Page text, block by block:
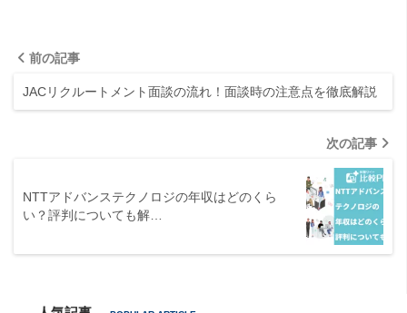
前の記事
JACリクルートメント面談の流れ！面談時の注意点を徹底解説
次の記事
NTTアドバンステクノロジの年収はどのくら
い？評判についても解…